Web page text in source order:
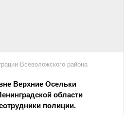
Всеволожского района
Верхние Осельки
области
полиции.